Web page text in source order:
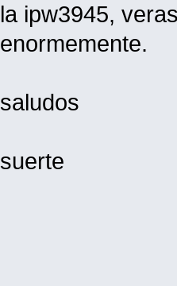
la ipw3945,
enormemente.
saludos
suerte